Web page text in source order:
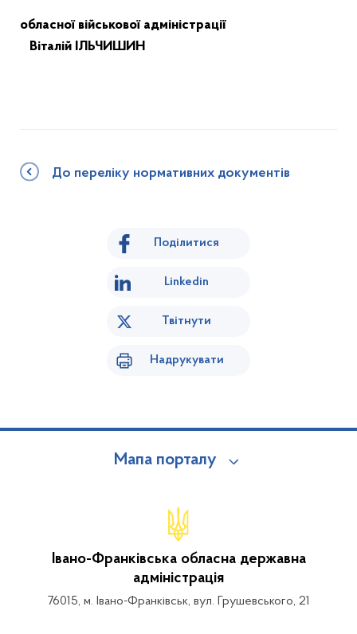
обласної військової адміністрації
Віталій ІЛЬЧИШИН
До переліку нормативних документів
Поділитися
Linkedin
Твітнути
Надрукувати
Мапа порталу
Івано-Франківська обласна державна
адміністрація
76015, м. Івано-Франківськ, вул. Грушевського, 21